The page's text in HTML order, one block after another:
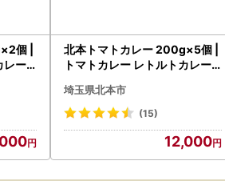
個 |
レー
北本トマトカレー 200g×5個 |
トマトカレー レトルトカレー
埼玉県北本市
(15)
12,000